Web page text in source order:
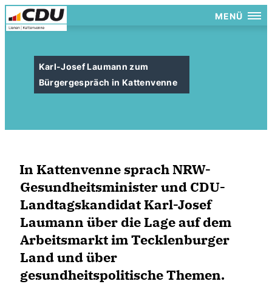
MENÜ
Karl-Josef Laumann zum
Bürgergespräch in Kattenvenne
In Kattenvenne sprach NRW-
Gesundheitsminister und CDU-
Landtagskandidat Karl-Josef
Laumann über die Lage auf dem
Arbeitsmarkt im Tecklenburger
Land und über
gesundheitspolitische Themen.